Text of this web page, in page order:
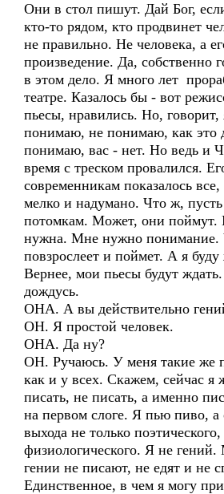
Они в стол пишут. Дай Бог,
кто-то рядом, кто продвинет
не правильно. Не человека, а
произведение. Да, собственно
в этом дело. Я много лет
театре. Казалось бы - вот
пьесы, нравились. Но, говорит,
понимаю, не понимаю, как это
понимаю, вас - нет. Но ведь и
время с треском провалился.
современникам показалось
мелко и надумано. Что ж, пусть
потомкам. Может, они поймут.
нужна. Мне нужно понимание.
повзрослеет и поймет. А я буду
Вернее, мои пьесы будут
дождусь.
ОНА. А вы действительно
ОН. Я простой человек.
ОНА. Да ну?
ОН. Ручаюсь. У меня такие же
как и у всех. Скажем, сейчас я
писать, не писать, а именно
на первом слоге. Я пью пиво, а
выхода не только
физиологического. Я не гений.
гении не писают, не едят и не
Единственное, в чем я могу